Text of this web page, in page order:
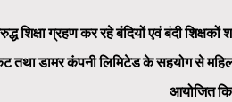
शिक्षा ग्रहण कर रहे बंदियों एवं बंदी
तथा डामर कंपनी लिमिटेड के सहयोग से
आयोजित